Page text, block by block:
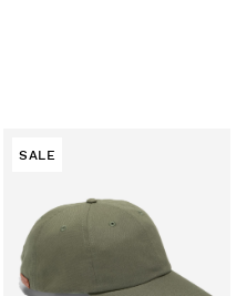
SALE